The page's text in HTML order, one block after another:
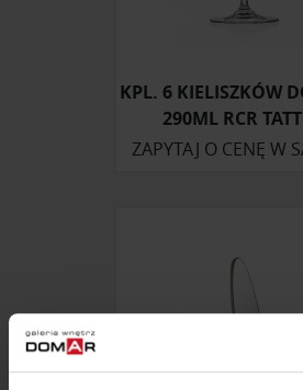
KPL. 6 KIELISZKÓW
290ML RCR
ZAPYTAJ O CENĘ W